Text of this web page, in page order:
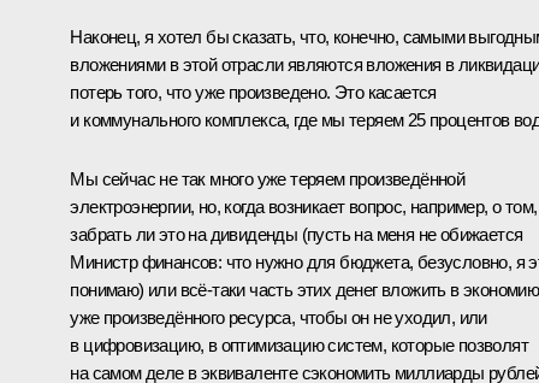
Наконец, я хотел бы сказать, что, конечно, самыми
вложениями в этой отрасли являются вложения в
потерь того, что уже произведено. Это касается
и коммунального комплекса, где мы теряем 25 процентов
Мы сейчас не так много уже теряем произведённой
электроэнергии, но, когда возникает вопрос, например, о том,
забрать ли это на дивиденды (пусть на меня не обижается
Министр финансов: что нужно для бюджета, безусловно, я
понимаю) или всё-таки часть этих денег вложить в экономию
уже произведённого ресурса, чтобы он не уходил, или
в цифровизацию, в оптимизацию систем, которые позволят
на самом деле в эквиваленте сэкономить миллиарды